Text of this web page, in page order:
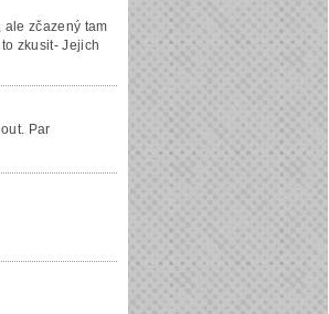
ale zčazený tam
zkusit- Jejich
Par